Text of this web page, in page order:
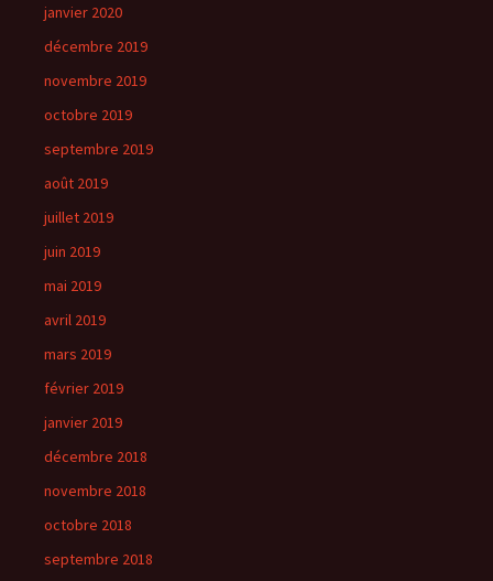
janvier 2020
décembre 2019
novembre 2019
octobre 2019
septembre 2019
août 2019
juillet 2019
juin 2019
mai 2019
avril 2019
mars 2019
février 2019
janvier 2019
décembre 2018
novembre 2018
octobre 2018
septembre 2018